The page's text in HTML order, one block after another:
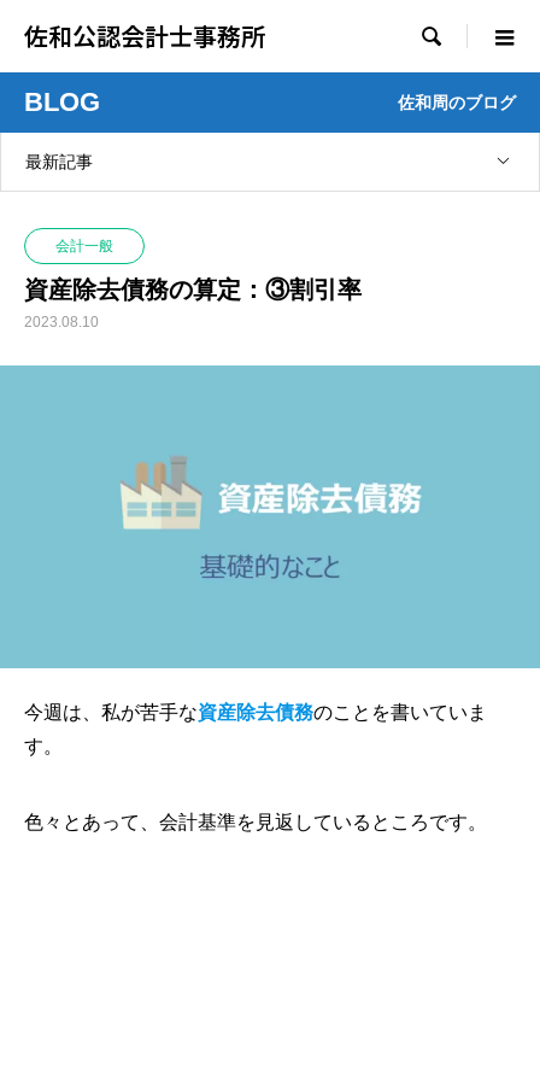
佐和公認会計士事務所 
BLOG 佐和周のブログ
最新記事
会計一般
資産除去債務の算定：③割引率
2023.08.10
今週は、私が苦手な資産除去債務のことを書いていま
す。
色々とあって、会計基準を見返しているところです。